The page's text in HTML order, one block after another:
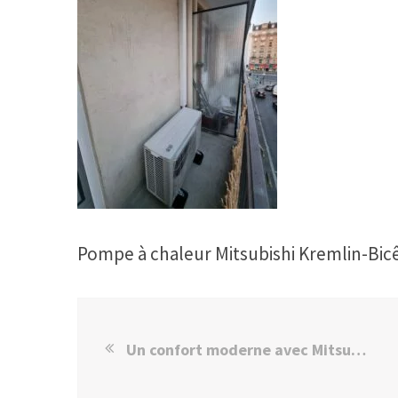
Pompe à chaleur Mitsubishi Kremlin-
Un confort moderne avec Mitsubishi au Kremlin-Bicêtre